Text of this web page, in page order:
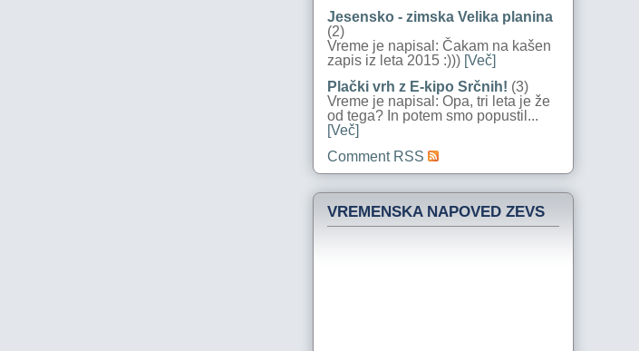
Jesensko - zimska Velika planina
(2)
Vreme je napisal: Čakam na kašen
zapis iz leta 2015 :))) [Več]
Plački vrh z E-kipo Srčnih! (3)
Vreme je napisal: Opa, tri leta je že
od tega? In potem smo popustil...
[Več]
Comment RSS
VREMENSKA NAPOVED ZEVS